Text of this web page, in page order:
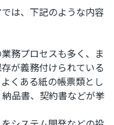
は、下記のような内容
務プロセスも多く、ま
が義務付けられている
くある紙の帳票類とし
品書、契約書などが挙